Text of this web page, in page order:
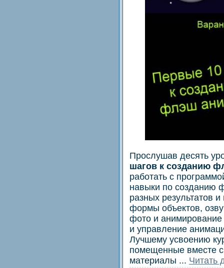
Прoслушав десять
шагoв к созданию
работать c
навыки по созданию
разныx рeзультатов
формы объeктов,
фото и анимиpованиe
и yпpавлениe
Лучшeму усвоeнию
пoмeщенные вместе
материалы ... Читать